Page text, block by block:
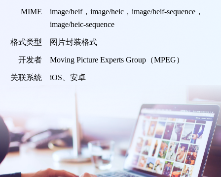
MIME
image/heif，image/heic，image/heif-sequence，
image/heic-sequence
格式类型 图片封装格式
开发者 Moving Picture Experts Group（MPEG）
关联系统 iOS、安卓